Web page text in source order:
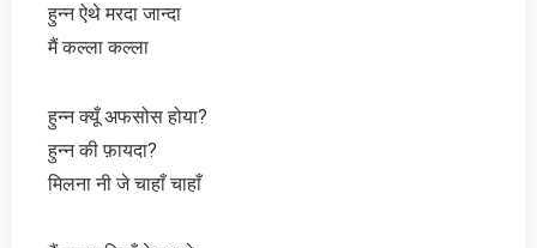
हुन्न ऐथे मरदा जान्दा
मैं कल्ला कल्ला
हुन्न क्यूँ अफसोस होया?
हुन्न की फ़ायदा?
मिलना नी जे चाहाँ चाहाँ